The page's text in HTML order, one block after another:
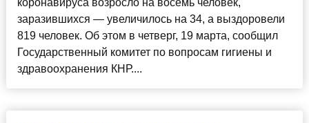
коронавируса возросло на восемь человек,
заразившихся — увеличилось на 34, а выздоровели
819 человек. Об этом в четверг, 19 марта, сообщил
Государственный комитет по вопросам гигиены и
здравоохранения КНР....